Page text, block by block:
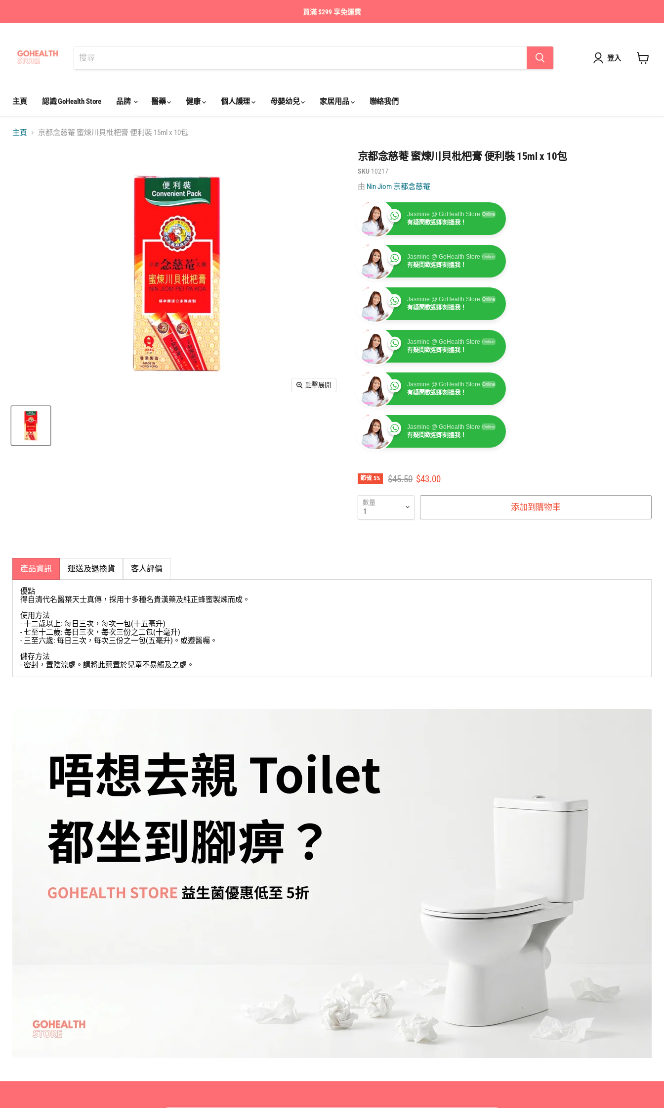
買滿 $299 享免運費
登入
主頁 認識 GoHealth Store 品牌 醫藥 健康 個人護理 母嬰幼兒 家居用品 聯絡我們
主頁 京都念慈菴 蜜煉川貝枇杷膏 便利裝 15ml x 10包
點擊展開
京都念慈菴 蜜煉川貝枇杷膏 便利裝 15ml x 10包
SKU 10217
由 Nin Jiom 京都念慈菴
Jasmine @ GoHealth Store Online
有疑問歡迎即刻搵我！
Jasmine @ GoHealth Store Online
有疑問歡迎即刻搵我！
Jasmine @ GoHealth Store Online
有疑問歡迎即刻搵我！
Jasmine @ GoHealth Store Online
有疑問歡迎即刻搵我！
Jasmine @ GoHealth Store Online
有疑問歡迎即刻搵我！
Jasmine @ GoHealth Store Online
有疑問歡迎即刻搵我！
有疑問歡迎即刻搵我！
節省5% 建議零售價
$45.50 售價
$43.00
產品資訊
優點
得自清代名醫葉天士真傳，採用十多種名貴漢藥及純正蜂蜜製煉而成。
使用方法
- 十二歲以上: 每日三次，每次一包(十五毫升)
- 七至十二歲: 每日三次，每次三份之二包(十毫升)